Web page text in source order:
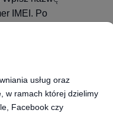
IMEI. Po
usług oraz
w ramach której dzielimy
Facebook czy